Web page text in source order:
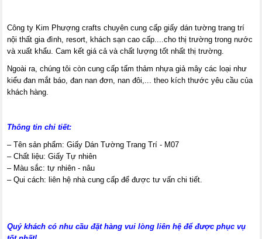
Công ty Kim Phượng crafts chuyên cung cấp giấy dán tường trang trí
nội thất gia đình, resort, khách sạn cao cấp....cho thị trường trong nước
và xuất khẩu. Cam kết giá cả và chất lượng tốt nhất thị trường.
Ngoài ra, chúng tôi còn cung cấp tấm thảm nhựa giả mây các loại như
kiểu đan mắt báo, đan nan đơn, nan đôi,... theo kích thước yêu cầu của
khách hàng.
Thông tin chi tiết:
– Tên sản phẩm: Giấy Dán Tường Trang Trí - M07
– Chất liệu: Giấy Tự nhiên
– Màu sắc: tự nhiên - nâu
– Qui cách: liên hệ nhà cung cấp để được tư vấn chi tiết.
Quý khách có nhu cầu đặt hàng vui lòng liên hệ để được phục vụ